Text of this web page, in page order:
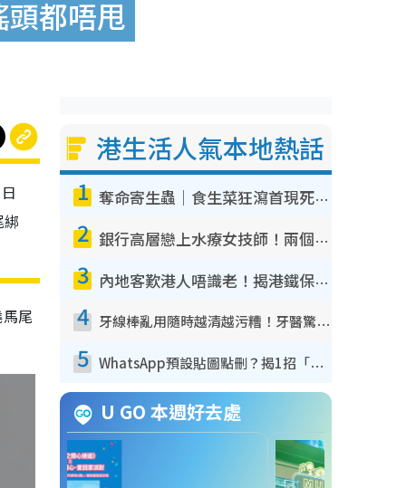
都唔甩
尾
港生活人氣本地熱話
1 奪命寄生蟲｜食生菜狂瀉首現死者！疫潮惡化錄1.8萬宗病例 揭洗菜3大謬誤
2 銀行高層戀上水療女技師！兩個月借128萬驚覺「沉船」沉落火海 揭背後疑似邪教操控賣淫
3 內地客歎港人唔識老！揭港鐵保鮮級冷氣 港人求放過：咪投訴
4 牙線棒亂用隨時越清越污糟！牙醫驚揭盲目過戶細菌恐致蛀牙：呢種先係日常真保養
5 WhatsApp預設貼圖點刪？揭1招「反向操作」還原簡潔介面 附3步實測教學
U GO 本週好去處